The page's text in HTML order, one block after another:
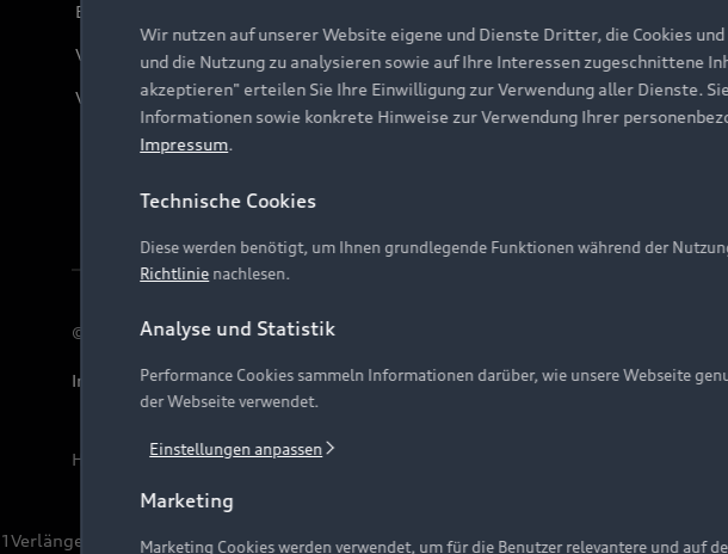
Bordbuch & Bedienungsanleitungen
Verträge kündigen
Vertrag widerrufen
© 2026 AUDI AG. Alle Rechte vorbehalten
Impressum Rechtliches Hinweisgebersystem Datenschutzinformation
Hinweis: Die aktuelle Darstellung und Anordnung der Embleme am Fahrzeug
1Verlängerung vorbehalten.
Wir nutzen auf unserer Website eigene und Dienste Dritter, die Cookies
und die Nutzung zu analysieren sowie auf Ihre Interessen zugeschnittene
akzeptieren" erteilen Sie Ihre Einwilligung zur Verwendung aller Dienste.
Informationen sowie konkrete Hinweise zur Verwendung Ihrer
Impressum.
Technische Cookies
Diese werden benötigt, um Ihnen grundlegende Funktionen während der
Richtlinie nachlesen.
Analyse und Statistik
Performance Cookies sammeln Informationen darüber, wie unsere Webseite
der Webseite verwendet.
Einstellungen anpassen
Marketing
Marketing Cookies werden verwendet, um für die Benutzer relevantere und auf